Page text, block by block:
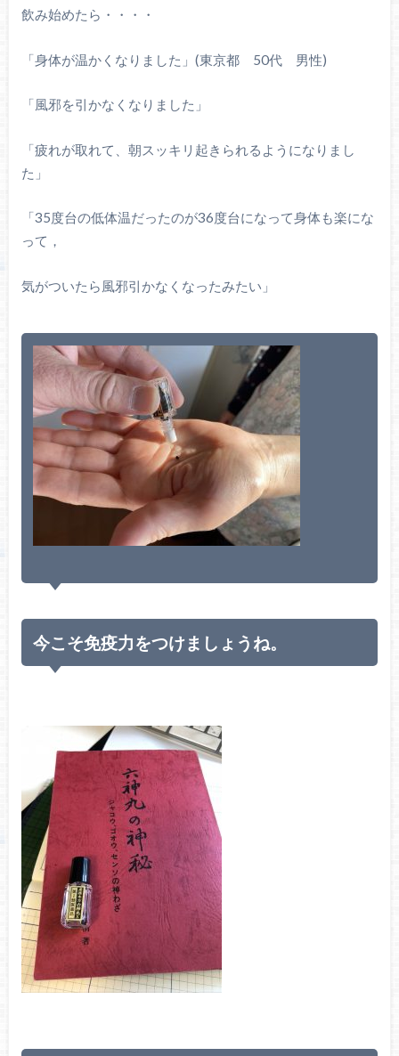
飲み始めたら・・・・
「身体が温かくなりました」(東京都 50代 男性)
「風邪を引かなくなりました」
「疲れが取れて、朝スッキリ起きられるようになりまし
た」
「35度台の低体温だったのが36度台になって身体も楽にな
って，
気がついたら風邪引かなくなったみたい」
今こそ免疫力をつけましょうね。